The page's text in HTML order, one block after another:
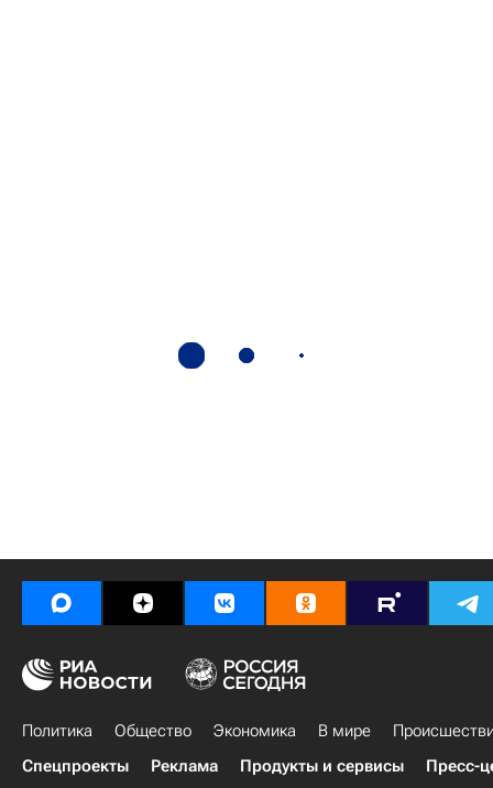
Политика Общество Экономика В мире
Спецпроекты
Реклама Продукты и сервисы Пресс-